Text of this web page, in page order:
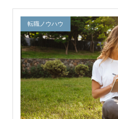
転職ノウハウ